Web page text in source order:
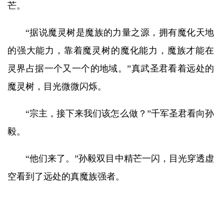
芒。
“据说魔灵树是魔族的力量之源，拥有魔化天地
的强大能力，靠着魔灵树的魔化能力，魔族才能在
灵界占据一个又一个的地域。”真武圣君看着远处的
魔灵树，目光微微闪烁。
“宗主，接下来我们该怎么做？”千军圣君看向孙
毅。
“他们来了。”孙毅双目中精芒一闪，目光穿透虚
空看到了远处的真魔族强者。